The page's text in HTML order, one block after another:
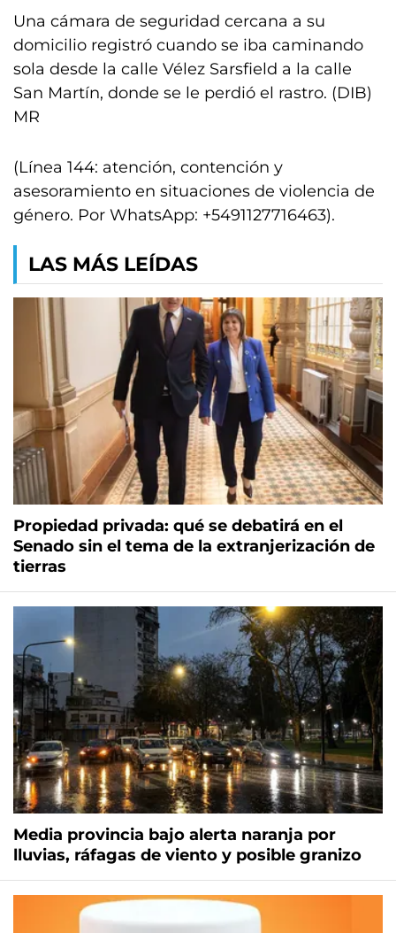
Una cámara de seguridad cercana a su
domicilio registró cuando se iba caminando
sola desde la calle Vélez Sarsfield a la calle
San Martín, donde se le perdió el rastro. (DIB)
MR
(Línea 144: atención, contención y
asesoramiento en situaciones de violencia de
género. Por WhatsApp: +5491127716463).
LAS MÁS LEÍDAS
Propiedad privada: qué se debatirá en el
Senado sin el tema de la extranjerización de
tierras
Media provincia bajo alerta naranja por
lluvias, ráfagas de viento y posible granizo